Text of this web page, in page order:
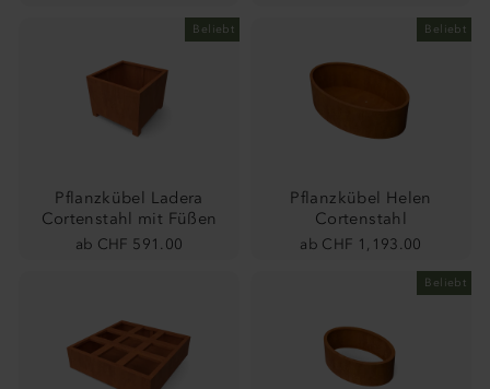
Beliebt
Pflanzkübel Ladera
Cortenstahl mit Füßen
ab CHF 591.00
Beliebt
Pflanzkübel Helen
Cortenstahl
ab CHF 1,193.00
Beliebt